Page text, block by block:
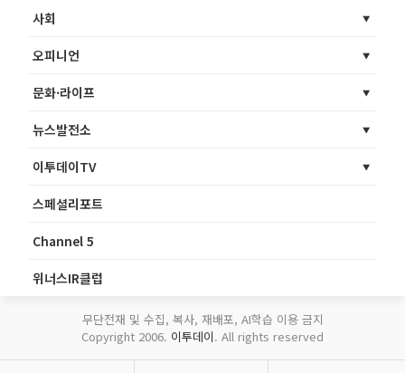
사회
오피니언
문화·라이프
뉴스발전소
이투데이TV
스페셜리포트
Channel 5
위너스IR클럽
무단전재 및 수집, 복사, 재배포, AI학습 이용 금지
Copyright 2006. 이투데이. All rights reserved